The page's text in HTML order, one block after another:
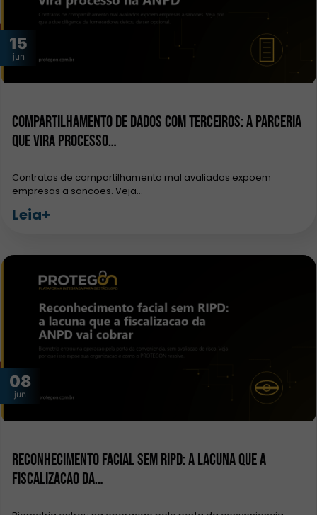
15
jun
Compartilhamento de dados com terceiros: a parceria
que vira processo…
Contratos de compartilhamento mal avaliados expoem
empresas a sancoes. Veja…
Leia+
08
jun
Reconhecimento facial sem RIPD: a lacuna que a
fiscalizacao da…